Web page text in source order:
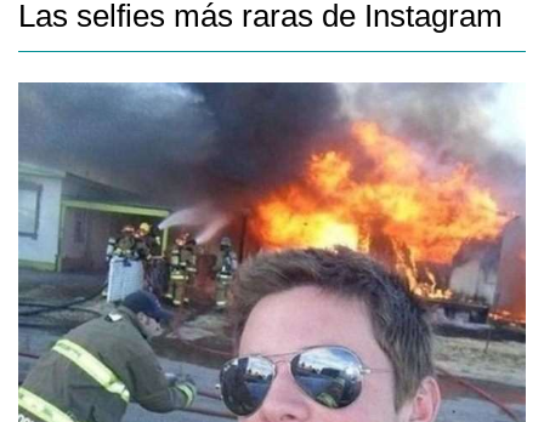
Las selfies más raras de Instagram